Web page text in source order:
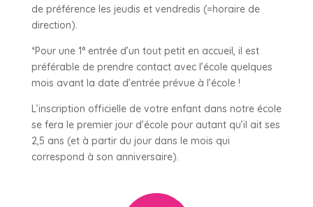
de préférence les jeudis et vendredis (=horaire de
direction).
*Pour une 1° entrée d’un tout petit en accueil, il est
préférable de prendre contact avec l’école quelques
mois avant la date d’entrée prévue à l’école !
L’inscription officielle de votre enfant dans notre école
se fera le premier jour d’école pour autant qu’il ait ses
2,5 ans (et à partir du jour dans le mois qui
correspond à son anniversaire).